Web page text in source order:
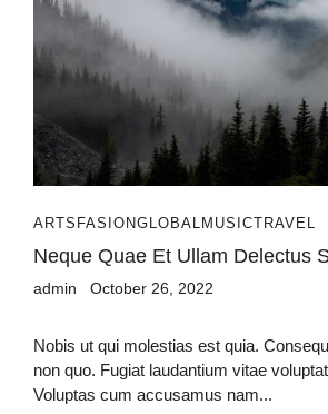
ARTS FASIONGLOBAL MUSICTRAVEL
Neque Quae Et Ullam Delectus
admin October 26, 2022
Nobis ut qui molestias est quia.
non quo. Fugiat laudantium vitae
Voluptas cum accusamus nam...